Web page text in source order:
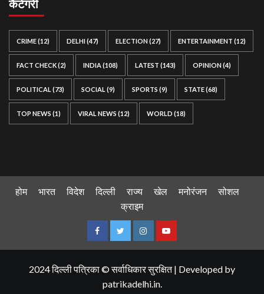
कैटेगरी
CRIME(12) DELHI(47) ELECTION(27) ENTERTAINMENT (12)
FACT CHECK(2) INDIA(108) LATEST (143) OPINION(4)
POLITICAL (73) SOCIAL (9) SPORTS (9) STATE(68)
TOP NEWS (1) VIRAL NEWS (12) WORLD (18)
होम भारत विदेश दिल्ली राज्य खेल मनोरंजन
सोशल
क्राइम
FacebookTwitterInstagramYoutube
2024 दिल्ली पत्रिका © सर्वाधिकार सुरक्षित| Developed by
patrikadelhi.in.